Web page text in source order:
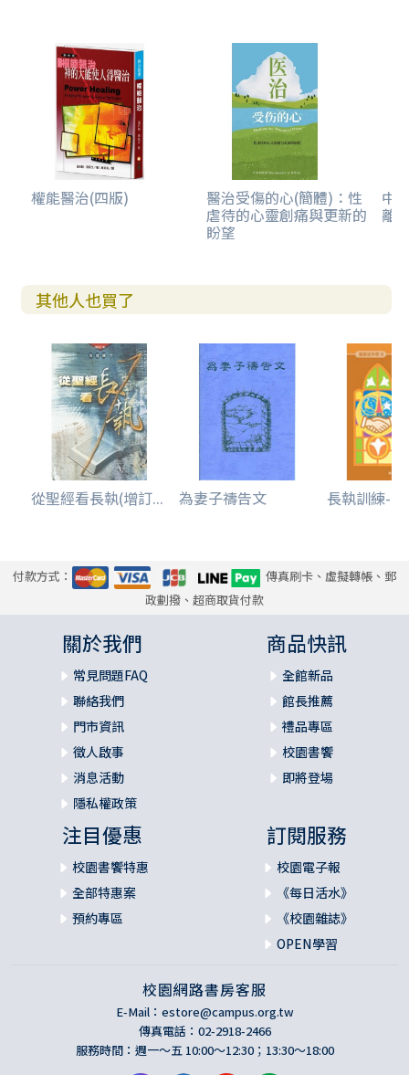
權能醫治(四版) 醫治受傷的心(簡體)：性
虐待的心靈創痛與更新的
盼望
中
離
其他人也買了
從聖經看長執(增訂... 為妻子禱告文 長執訓練--
付款方式：
傳真刷卡、虛擬轉帳、郵
政劃撥、超商取貨付款
關於我們
常見問題FAQ
聯絡我們
門市資訊
徵人啟事
消息活動
隱私權政策
商品快訊
全館新品
館長推薦
禮品專區
校園書饗
即將登場
注目優惠
校園書饗特惠
全部特惠案
預約專區
訂閱服務
校園電子報
《每日活水》
《校園雜誌》
OPEN學習
校園網路書房客服
E-Mail： estore@campus.org.tw
傳真電話：02-2918-2466
服務時間：週一～五 10:00～12:30；13:30～18:00